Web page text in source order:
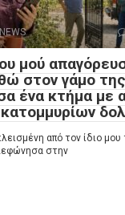
μού
στον γάμο
ένα κτήμα με
από τον ίδιο
στην